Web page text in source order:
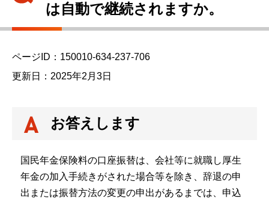
は自動で継続されますか。
ページID：150010-634-237-706
更新日：2025年2月3日
お答えします
国民年金保険料の口座振替は、会社等に就職し厚生
年金の加入手続きがされた場合等を除き、辞退の申
出または振替方法の変更の申出があるまでは、申込